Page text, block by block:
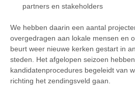
partners en stakeholders
We hebben daarin een aantal
overgedragen aan lokale mensen en
beurt weer nieuwe kerken gestart in
steden. Het afgelopen seizoen
kandidatenprocedures begeleidt van
richting het zendingsveld gaan.